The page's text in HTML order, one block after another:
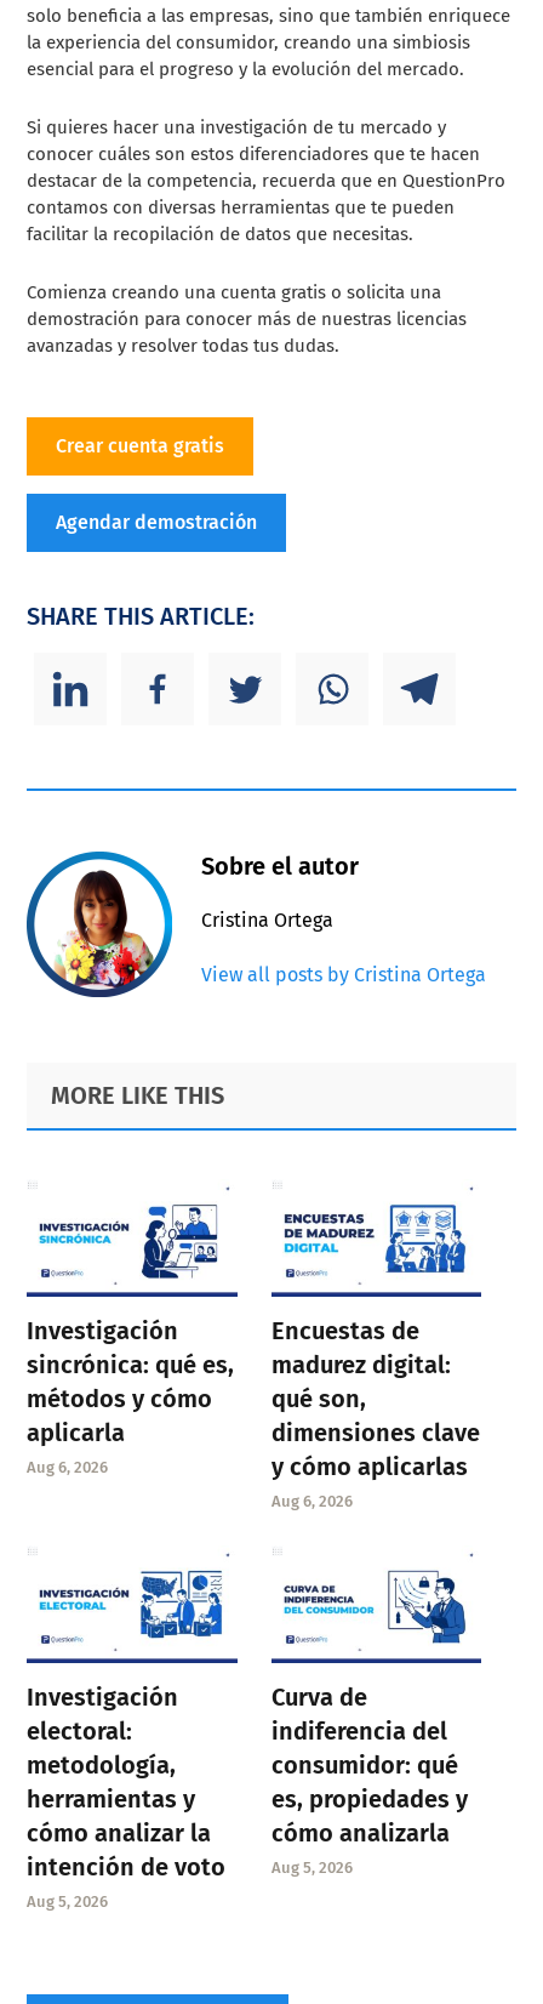
solo beneficia a las empresas, sino que también enriquece
la experiencia del consumidor, creando una simbiosis
esencial para el progreso y la evolución del mercado.
Si quieres hacer una investigación de tu mercado y
conocer cuáles son estos diferenciadores que te hacen
destacar de la competencia, recuerda que en QuestionPro
contamos con diversas herramientas que te pueden
facilitar la recopilación de datos que necesitas.
Comienza creando una cuenta gratis o solicita una
demostración para conocer más de nuestras licencias
avanzadas y resolver todas tus dudas.
Crear cuenta gratis
Agendar demostración
SHARE THIS ARTICLE:
Sobre el autor
Cristina Ortega
View all posts by Cristina Ortega
Primary
Sidebar
Footer
MORE LIKE THIS
Investigación
sincrónica: qué es,
métodos y cómo
aplicarla
Aug 6, 2026
Encuestas de
madurez digital:
qué son,
dimensiones clave
y cómo aplicarlas
Aug 6, 2026
Investigación
electoral:
metodología,
herramientas y
cómo analizar la
intención de voto
Aug 5, 2026
Curva de
indiferencia del
consumidor: qué
es, propiedades y
cómo analizarla
Aug 5, 2026